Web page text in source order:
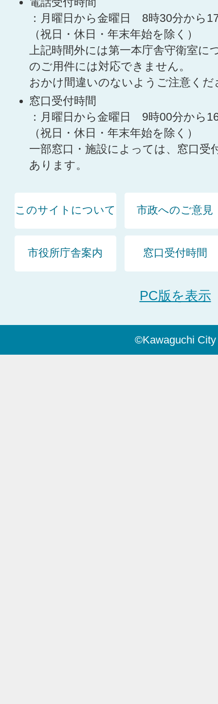
：月曜日から金曜日 8時30分から
（祝日・休日・年末年始を除く）
上記時間外には第一本庁舎守衛室に
のご用件には対応できません。
おかけ間違いのないようご注意くだ
窓口受付時間
：月曜日から金曜日 9時00分から
（祝日・休日・年末年始を除く）
一部窓口・施設によっては、窓口受
あります。
このサイトについて 市政へのご意見
市役所庁舎案内 窓口受付時間
PC版を表示
©Kawaguchi City